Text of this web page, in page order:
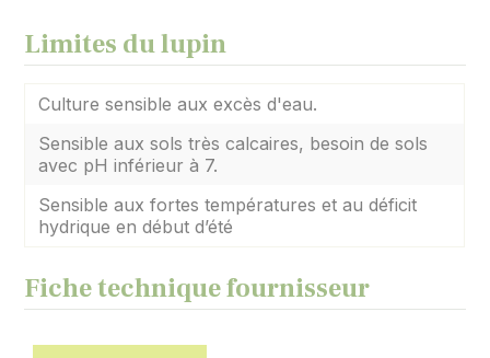
Limites du lupin
Culture sensible aux excès d'eau.
Sensible aux sols très calcaires, besoin de sols
avec pH inférieur à 7.
Sensible aux fortes températures et au déficit
hydrique en début d’été
Fiche technique fournisseur